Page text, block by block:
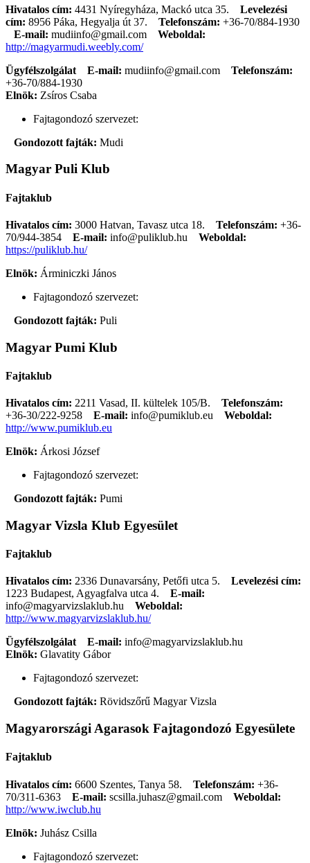
Hivatalos cím: 4431 Nyíregyháza, Mackó utca 35. Levelezési
cím: 8956 Páka, Hegyalja út 37. Telefonszám: +36-70/884-1930
E-mail: mudiinfo@gmail.com
Weboldal:
http://magyarmudi.weebly.com/
Ügyfélszolgálat
E-mail: mudiinfo@gmail.com
Telefonszám:
+36-70/884-1930
Elnök: Zsíros Csaba
Fajtagondozó szervezet:
Gondozott fajták: Mudi
Magyar Puli Klub
Fajtaklub
Hivatalos cím: 3000 Hatvan, Tavasz utca 18. Telefonszám: +36-
70/944-3854
E-mail: info@puliklub.hu
Weboldal:
https://puliklub.hu/
Elnök: Árminiczki János
Fajtagondozó szervezet:
Gondozott fajták: Puli
Magyar Pumi Klub
Fajtaklub
Hivatalos cím: 2211 Vasad, II. kültelek 105/B. Telefonszám:
+36-30/222-9258
E-mail: info@pumiklub.eu
Weboldal:
http://www.pumiklub.eu
Elnök: Árkosi József
Fajtagondozó szervezet:
Gondozott fajták: Pumi
Magyar Vizsla Klub Egyesület
Fajtaklub
Hivatalos cím: 2336 Dunavarsány, Petőfi utca 5. Levelezési cím:
1223 Budapest, Agyagfalva utca 4.
E-mail:
info@magyarvizslaklub.hu
Weboldal:
http://www.magyarvizslaklub.hu/
Ügyfélszolgálat
E-mail: info@magyarvizslaklub.hu
Elnök: Glavatity Gábor
Fajtagondozó szervezet:
Gondozott fajták: Rövidszőrű Magyar Vizsla
Magyarországi Agarasok Fajtagondozó Egyesülete
Fajtaklub
Hivatalos cím: 6600 Szentes, Tanya 58. Telefonszám: +36-
70/311-6363
E-mail: scsilla.juhasz@gmail.com
Weboldal:
http://www.iwclub.hu
Elnök: Juhász Csilla
Fajtagondozó szervezet: